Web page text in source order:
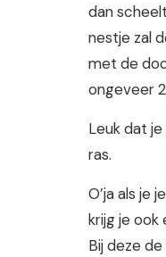
dan
nestje zal
met de
ongeveer
Leuk dat
ras.
O’ja als je
krijg je ook
Bij deze